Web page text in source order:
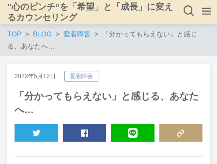
"心のピンチ”を「希望」と「成長」に変え
るカウンセリング
TOP BLOG 愛着障害
「分かってもらえない」と感じ
る、あなたへ…
2022年5月12日 愛着障害
「分かってもらえない」と感じる、あなた
へ…